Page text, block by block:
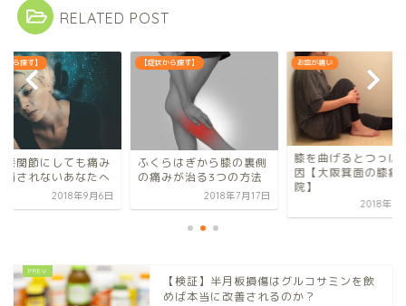
RELATED POST
から探す】
膝関節にしても痛み
消されないあなたへ
2018年9月6日
【症状から探す】
ふくらはぎから膝の裏側
の痛みが治る3つの方法
2018年7月17日
お皿が痛い
膝を曲げるとつっぱ
因【大阪箕面の膝痛
院】
2018年7
【検証】半月板損傷はグルコサミンを飲
めば本当に改善されるのか？